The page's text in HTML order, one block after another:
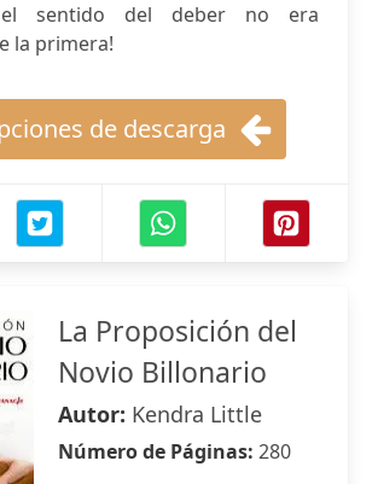
el sentido del deber no era
la primera!
de descarga
La Proposición del
Novio Billonario
Autor: Kendra Little
Número de Páginas: 280